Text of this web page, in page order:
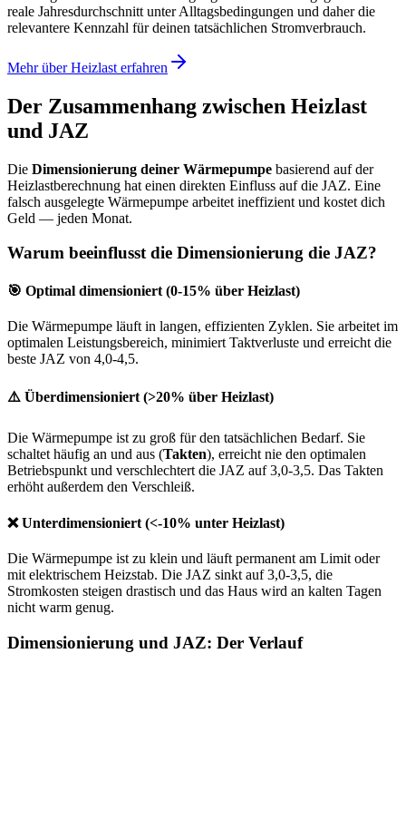
reale Jahresdurchschnitt unter Alltagsbedingungen und daher die
relevantere Kennzahl für deinen tatsächlichen Stromverbrauch.
Mehr über Heizlast erfahren
Der Zusammenhang zwischen Heizlast
und JAZ
Die Dimensionierung deiner Wärmepumpe basierend auf der
Heizlastberechnung hat einen direkten Einfluss auf die JAZ. Eine
falsch ausgelegte Wärmepumpe arbeitet ineffizient und kostet dich
Geld — jeden Monat.
Warum beeinflusst die Dimensionierung die JAZ?
🎯 Optimal dimensioniert (0-15% über Heizlast)
Die Wärmepumpe läuft in langen, effizienten Zyklen. Sie arbeitet im
optimalen Leistungsbereich, minimiert Taktverluste und erreicht die
beste JAZ von 4,0-4,5.
⚠️ Überdimensioniert (>20% über Heizlast)
Die Wärmepumpe ist zu groß für den tatsächlichen Bedarf. Sie
schaltet häufig an und aus (Takten), erreicht nie den optimalen
Betriebspunkt und verschlechtert die JAZ auf 3,0-3,5. Das Takten
erhöht außerdem den Verschleiß.
❌ Unterdimensioniert (<-10% unter Heizlast)
Die Wärmepumpe ist zu klein und läuft permanent am Limit oder
mit elektrischem Heizstab. Die JAZ sinkt auf 3,0-3,5, die
Stromkosten steigen drastisch und das Haus wird an kalten Tagen
nicht warm genug.
Dimensionierung und JAZ: Der Verlauf